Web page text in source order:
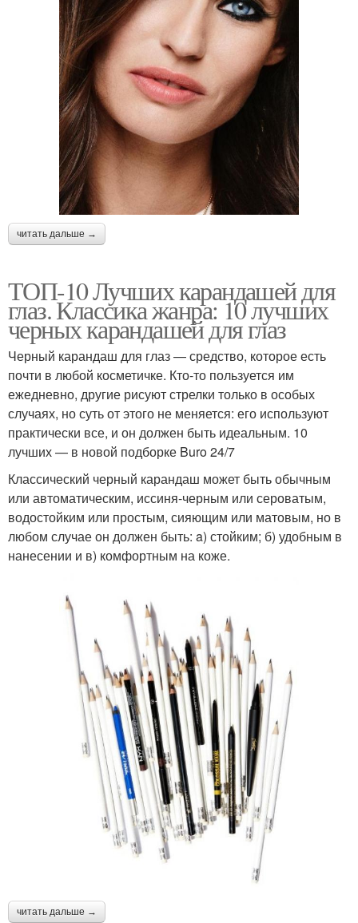
читать дальше →
ТОП-10 Лучших карандашей для
глаз. Классика жанра: 10 лучших
черных карандашей для глаз
Черный карандаш для глаз — средство, которое есть
почти в любой косметичке. Кто-то пользуется им
ежедневно, другие рисуют стрелки только в особых
случаях, но суть от этого не меняется: его используют
практически все, и он должен быть идеальным. 10
лучших — в новой подборке Buro 24/7
Классический черный карандаш может быть обычным
или автоматическим, иссиня-черным или сероватым,
водостойким или простым, сияющим или матовым, но в
любом случае он должен быть: a) стойким; б) удобным в
нанесении и в) комфортным на коже.
читать дальше →